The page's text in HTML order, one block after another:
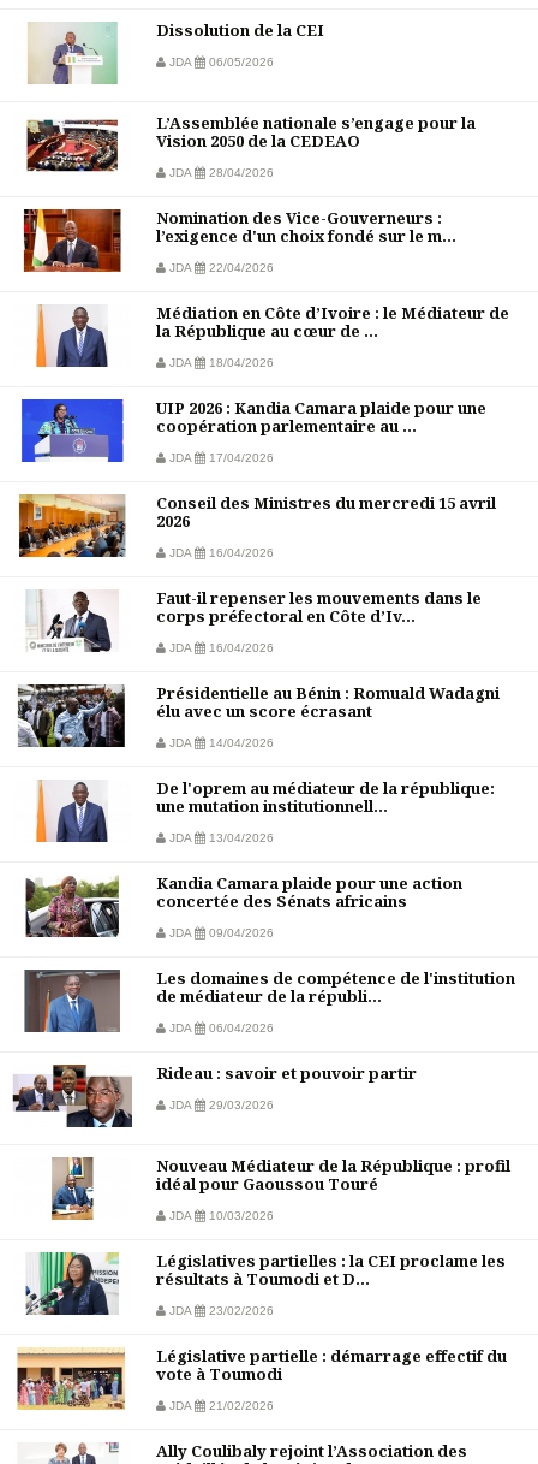
Dissolution de la CEI
JDA 06/05/2026
L’Assemblée nationale s’engage pour la
Vision 2050 de la CEDEAO
JDA 28/04/2026
Nomination des Vice-Gouverneurs :
l’exigence d'un choix fondé sur le m...
JDA 22/04/2026
Médiation en Côte d’Ivoire : le Médiateur de
la République au cœur de ...
JDA 18/04/2026
UIP 2026 : Kandia Camara plaide pour une
coopération parlementaire au ...
JDA 17/04/2026
Conseil des Ministres du mercredi 15 avril
2026
JDA 16/04/2026
Faut-il repenser les mouvements dans le
corps préfectoral en Côte d’Iv...
JDA 16/04/2026
Présidentielle au Bénin : Romuald Wadagni
élu avec un score écrasant
JDA 14/04/2026
De l'oprem au médiateur de la république:
une mutation institutionnell...
JDA 13/04/2026
Kandia Camara plaide pour une action
concertée des Sénats africains
JDA 09/04/2026
Les domaines de compétence de l'institution
de médiateur de la républi...
JDA 06/04/2026
Rideau : savoir et pouvoir partir
JDA 29/03/2026
Nouveau Médiateur de la République : profil
idéal pour Gaoussou Touré
JDA 10/03/2026
Législatives partielles : la CEI proclame les
résultats à Toumodi et D...
JDA 23/02/2026
Législative partielle : démarrage effectif du
vote à Toumodi
JDA 21/02/2026
Ally Coulibaly rejoint l’Association des